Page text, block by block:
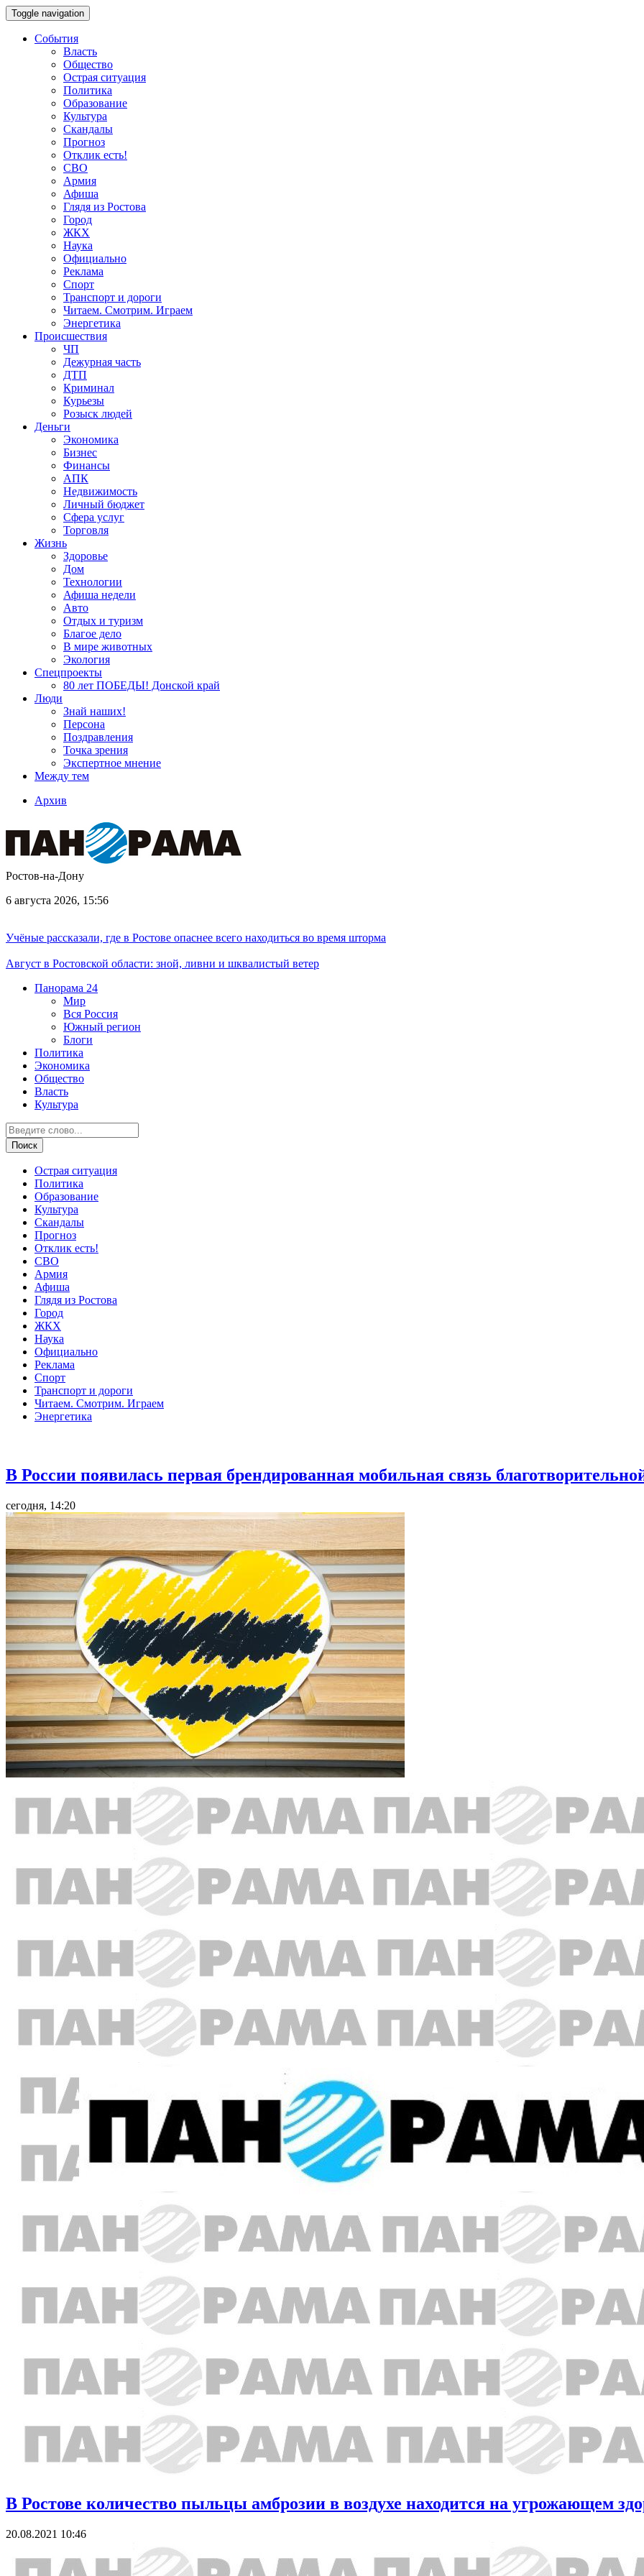
Toggle navigation
События
Власть
Общество
Острая ситуация
Политика
Образование
Культура
Скандалы
Прогноз
Отклик есть!
СВО
Армия
Афиша
Глядя из Ростова
Город
ЖКХ
Наука
Официально
Реклама
Спорт
Транспорт и дороги
Читаем. Смотрим. Играем
Энергетика
Происшествия
ЧП
Дежурная часть
ДТП
Криминал
Курьезы
Розыск людей
Деньги
Экономика
Бизнес
Финансы
АПК
Недвижимость
Личный бюджет
Сфера услуг
Торговля
Жизнь
Здоровье
Дом
Технологии
Афиша недели
Авто
Отдых и туризм
Благое дело
В мире животных
Экология
Спецпроекты
80 лет ПОБЕДЫ! Донской край
Люди
Знай наших!
Персона
Поздравления
Точка зрения
Экспертное мнение
Между тем
Архив
Ростов-на-Дону
6 августа 2026, 15:56
Учёные рассказали, где в Ростове опаснее всего находиться во время шторма
Август в Ростовской области: зной, ливни и шквалистый ветер
Панорама 24
Мир
Вся Россия
Южный регион
Блоги
Политика
Экономика
Общество
Власть
Культура
Острая ситуация
Политика
Образование
Культура
Скандалы
Прогноз
Отклик есть!
СВО
Армия
Афиша
Глядя из Ростова
Город
ЖКХ
Наука
Официально
Реклама
Спорт
Транспорт и дороги
Читаем. Смотрим. Играем
Энергетика
В России появилась первая брендированная мобильная связь
сегодня, 14:20
В Ростове количество пыльцы амброзии в воздухе находится на угрожающем
20.08.2021 10:46